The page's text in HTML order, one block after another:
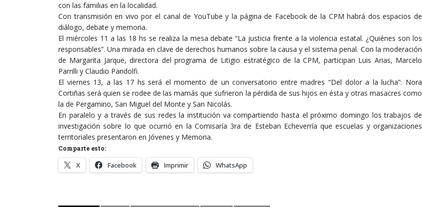
con las familias en la localidad.
Con transmisión en vivo por el canal de YouTube y la página de Facebook de la CPM habrá dos espacios de
diálogo, debate y memoria.
El miércoles 11 a las 18 hs se realiza la mesa debate “La justicia frente a la violencia estatal. ¿Quiénes son los
responsables”. Una mirada en clave de derechos humanos sobre la causa y el sistema penal. Con la moderación
de Margarita Jarque, directora del programa de Litigio estratégico de la CPM, participan Luis Arias, Marcelo
Parrilli y Claudio Pandolfi.
El viernes 13, a las 17 hs será el momento de un conversatorio entre madres “Del dolor a la lucha”: Nora
Cortiñas será quien se rodee de las mamás que sufrieron la pérdida de sus hijos en ésta y otras masacres como
la de Pergamino, San Miguel del Monte y San Nicolás.
En paralelo y a través de sus redes la institución va compartiendo hasta el próximo domingo los trabajos de
investigación sobre lo que ocurrió en la Comisaría 3ra de Esteban Echeverría que escuelas y organizaciones
territoriales presentaron en Jóvenes y Memoria.
Comparte esto:
X Facebook Imprimir WhatsApp